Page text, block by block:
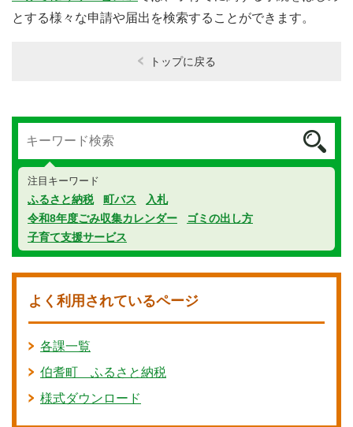
とする様々な申請や届出を検索することができます。
トップに戻る
注目キーワード
ふるさと納税 町バス
入札
令和8年度ごみ収集カレンダー
ゴミの出し方
子育て支援サービス
よく利用されているページ
各課一覧
伯耆町 ふるさと納税
様式ダウンロード